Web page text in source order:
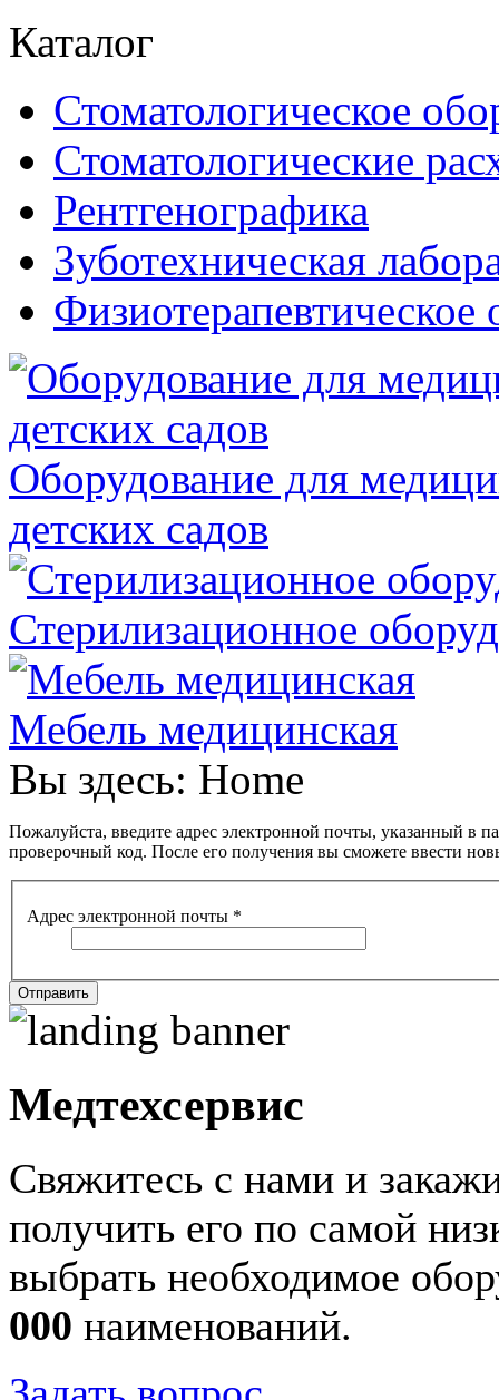
Каталог
Стоматологическое
Стоматологические
Рентгенографика
Зуботехническая
Физиотерапевтическое
Оборудование для
детских садов
Стерилизационное
Мебель медицинская
Вы здесь: Home
Пожалуйста, введите адрес электронной почты, указанный в
проверочный код. После его получения вы сможете ввести
Адрес электронной почты *
Отправить
Медтехсервис
Свяжитесь с нами и
получить его по самой
выбрать необходимое
000 наименований.